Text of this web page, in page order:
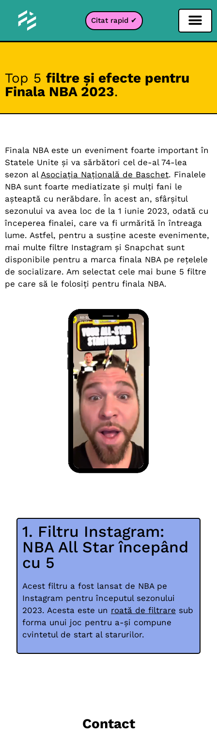
Citat rapid ✔
Top 5 filtre și efecte pentru
Finala NBA 2023.
Finala NBA este un eveniment foarte important în
Statele Unite și va sărbători cel de-al 74-lea
sezon al Asociația Națională de Baschet. Finalele
NBA sunt foarte mediatizate și mulți fani le
așteaptă cu nerăbdare. În acest an, sfârșitul
sezonului va avea loc de la 1 iunie 2023, odată cu
începerea finalei, care va fi urmărită în întreaga
lume. Astfel, pentru a susține aceste evenimente,
mai multe filtre Instagram și Snapchat sunt
disponibile pentru a marca finala NBA pe rețelele
de socializare. Am selectat cele mai bune 5 filtre
pe care să le folosiți pentru finala NBA.
1. Filtru Instagram:
NBA All Star începând
cu 5
Acest filtru a fost lansat de NBA pe
Instagram pentru începutul sezonului
2023. Acesta este un roată de filtrare sub
forma unui joc pentru a-și compune
cvintetul de start al starurilor.
Contact